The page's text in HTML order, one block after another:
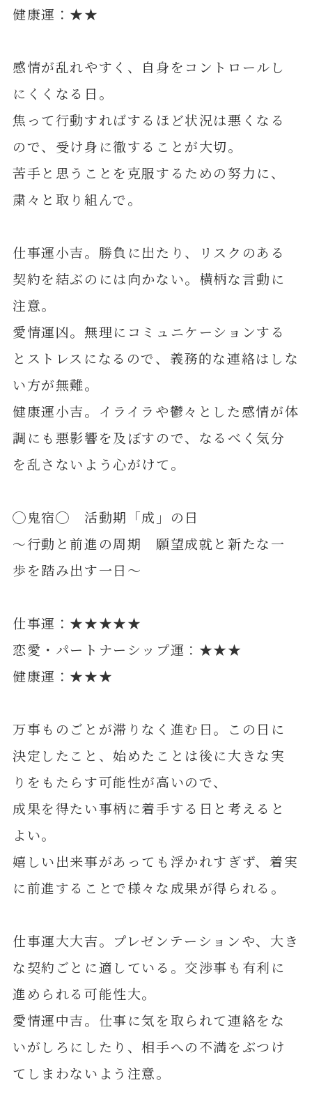
健康運：★★
感情が乱れやすく、自身をコントロールし
にくくなる日。
焦って行動すればするほど状況は悪くなる
ので、受け身に徹することが大切。
苦手と思うことを克服するための努力に、
粛々と取り組んで。
仕事運小吉。勝負に出たり、リスクのある
契約を結ぶのには向かない。横柄な言動に
注意。
愛情運凶。無理にコミュニケーションする
とストレスになるので、義務的な連絡はしな
い方が無難。
健康運小吉。イライラや鬱々とした感情が体
調にも悪影響を及ぼすので、なるべく気分
を乱さないよう心がけて。
◯鬼宿◯ 活動期「成」の日
～行動と前進の周期 願望成就と新たな一
歩を踏み出す一日～
仕事運：★★★★★
恋愛・パートナーシップ運：★★★
健康運：★★★
万事ものごとが滞りなく進む日。この日に
決定したこと、始めたことは後に大きな実
りをもたらす可能性が高いので、
成果を得たい事柄に着手する日と考えると
よい。
嬉しい出来事があっても浮かれすぎず、着実
に前進することで様々な成果が得られる。
仕事運大大吉。プレゼンテーションや、大き
な契約ごとに適している。交渉事も有利に
進められる可能性大。
愛情運中吉。仕事に気を取られて連絡をな
いがしろにしたり、相手への不満をぶつけ
てしまわないよう注意。